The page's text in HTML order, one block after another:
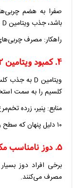
صفرا به هضم
باشد، جذب ویتامین D هم کاهش می‌یابد.
راهکار: مصرف
۴. کمبود ویتامین K۲
کلسیم را به سمت
منابع: پنیر، زرده
۱۰ دلیل پنهان که سطح ویتامین D شما همیشه پایین است
۵. دوز نامناسب مکمل
برخی افراد دوز
مصرف می‌کنند.